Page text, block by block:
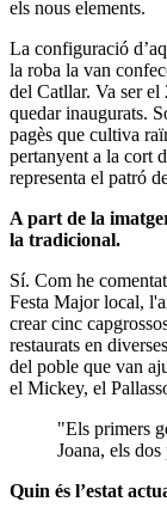
els nous elements.
La configuració
la roba la van
del Catllar. Va ser el
quedar inaugurats.
pagès que cultiva
pertanyent a la cort
representa el patró
A part de la
la tradicional.
Sí. Com he
Festa Major local,
crear cinc
restaurats en
del poble que van
el Mickey, el
"Els primers
Joana, els
Quin és l’estat